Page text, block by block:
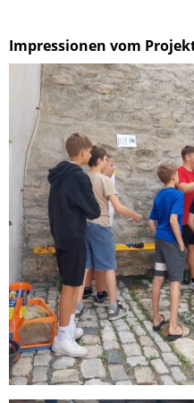
Impressionen vom